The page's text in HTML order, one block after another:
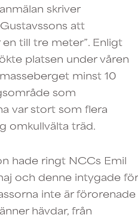
skriver
att
till tre meter”. Enligt
platsen under våren
minst 10
som
var stort som flera
omkullvälta träd.
hade ringt NCCs Emil
och denne intygade för
inte är förorenade
hävdar, från